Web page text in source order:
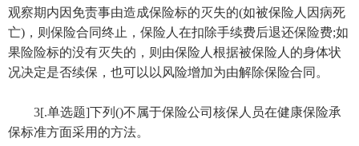
观察期内因免责事由造成保险标的灭失的(如被保险人因病死
亡)，则保险合同终止，保险人在扣除手续费后退还保险费;如
果险险标的没有灭失的，则由保险人根据被保险人的身体状
况决定是否续保，也可以以风险增加为由解除保险合同。
3[.单选题]下列()不属于保险公司核保人员在健康保险承
保标准方面采用的方法。